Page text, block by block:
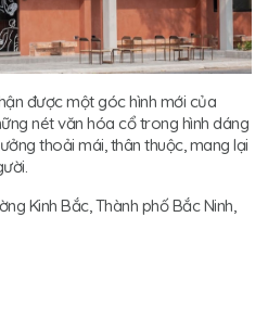
được một góc hình mới của
nét văn hóa cổ trong hình dáng
thoải mái, thân thuộc, mang lại
Kinh Bắc, Thành phố Bắc Ninh,